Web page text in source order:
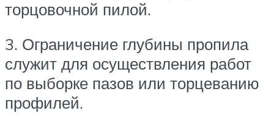
торцовочной пилой.
3. Ограничение глубины пропила
служит для осуществления работ
по выборке пазов или торцеванию
профилей.